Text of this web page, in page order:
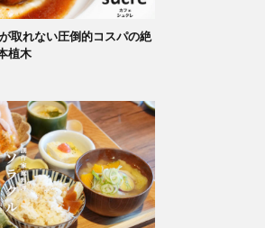
取れない圧倒的コスパの絶
植木